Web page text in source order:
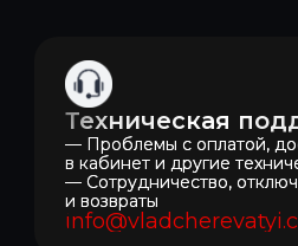
Техническая
— Проблемы с оплатой,
в кабинет и другие
— Сотрудничество,
и возвраты
Политика
Оферта на оказание услуг
info@vladcherevatyi.com
Согласие на обработку
и получение рекламной